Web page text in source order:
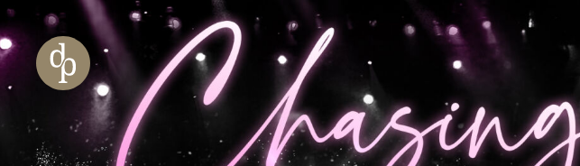
Zum Haupt-Inhalt springen
Zur Navigation springen
Zur Website-Suche springen